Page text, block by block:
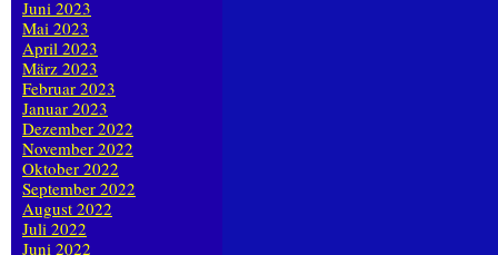
Juni 2023
Mai 2023
April 2023
März 2023
Februar 2023
Januar 2023
Dezember 2022
November 2022
Oktober 2022
September 2022
August 2022
Juli 2022
Juni 2022